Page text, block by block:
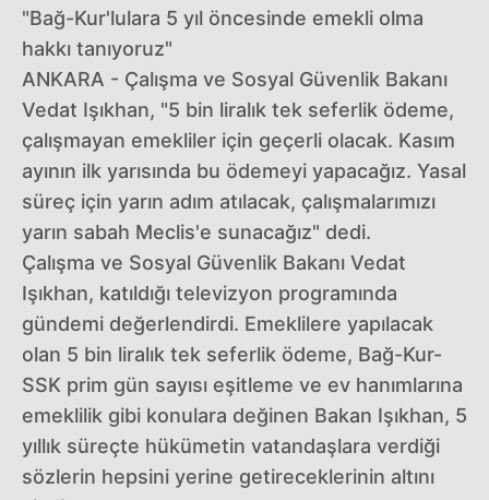
"Bağ-Kur'lulara 5 yıl öncesinde emekli olma
hakkı tanıyoruz"
ANKARA - Çalışma ve Sosyal Güvenlik Bakanı
Vedat Işıkhan, "5 bin liralık tek seferlik ödeme,
çalışmayan emekliler için geçerli olacak. Kasım
ayının ilk yarısında bu ödemeyi yapacağız. Yasal
süreç için yarın adım atılacak, çalışmalarımızı
yarın sabah Meclis'e sunacağız" dedi.
Çalışma ve Sosyal Güvenlik Bakanı Vedat
Işıkhan, katıldığı televizyon programında
gündemi değerlendirdi. Emeklilere yapılacak
olan 5 bin liralık tek seferlik ödeme, Bağ-Kur-
SSK prim gün sayısı eşitleme ve ev hanımlarına
emeklilik gibi konulara değinen Bakan Işıkhan, 5
yıllık süreçte hükümetin vatandaşlara verdiği
sözlerin hepsini yerine getireceklerinin altını